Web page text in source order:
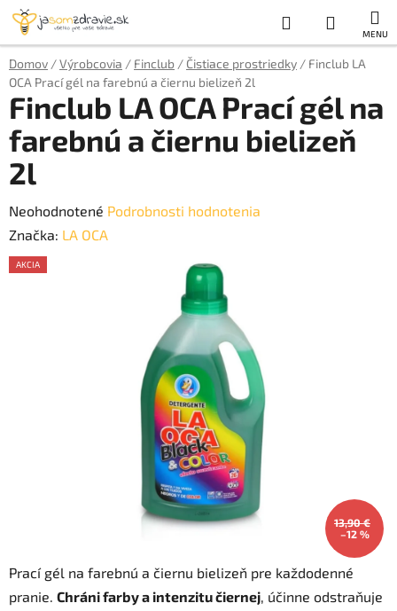
Prejsť
obsah
Hľadať
KOŠÍK
Domov /Výrobcovia / Finclub / Čistiace prostriedky / Finclub LA
OCA Prací gél na farebnú a čiernu bielizeň 2l
Prací gél na farebnú a čiernu bielizeň pre každodenné
pranie. Chráni farby a intenzitu čiernej, účinne odstraňuje
Finclub LA OCA Prací gél na
farebnú a čiernu bielizeň
2l
Priemerné
hodnotenie
produktu
Neohodnotené Podrobnosti hodnotenia
Značka: LA OCA
AKCIA
13,90 €
–12 %